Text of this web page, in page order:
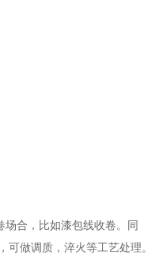
合，比如漆包线收卷。同
做调质，淬火等工艺处理。